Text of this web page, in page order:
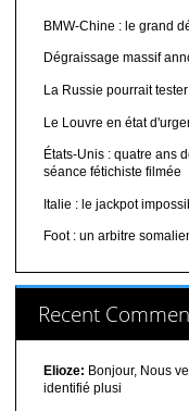
BMW-Chine : le grand
Dégraissage massif
La Russie pourrait
Le Louvre en état
États-Unis : quatre ans
séance fétichiste filmée
Italie : le jackpot
Foot : un arbitre
Recent
Elioze: Bonjour, Nous
identifié plusi